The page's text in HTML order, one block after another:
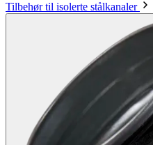
Tilbehør til isolerte stålkanaler